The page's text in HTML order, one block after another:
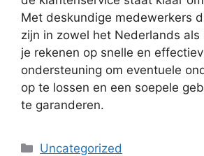
Met deskundige medewerkers
zijn in zowel het Nederlands als
je rekenen op snelle en
ondersteuning om eventuele
op te lossen en een soepele
te garanderen.
Categorieën
Uncategorized